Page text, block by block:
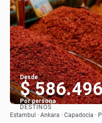
Desde
$
Por persona
DESTINOS
Estambul · Ankara · Capadocia ·